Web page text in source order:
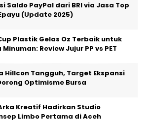
Saldo PayPal dari BRI via Jasa Top
(Update 2025)
Plastik Gelas Oz Terbaik untuk
Minuman: Review Jujur PP vs PET
Hillcon Tangguh, Target Ekspansi
Optimisme Bursa
Kreatif Hadirkan Studio
Limbo Pertama di Aceh